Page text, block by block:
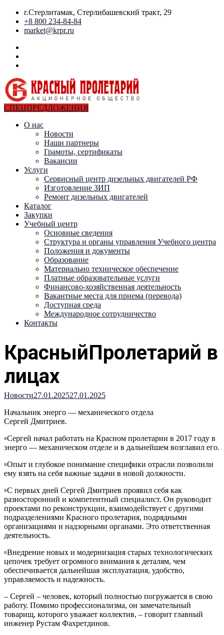
г.Стерлитамак, Стерлибашевский тракт, 29
+8 800 234-84-84
market@krpr.ru
СПЕЦПРЕДЛОЖЕНИЯ
О нас
Новости
Наши партнеры
Грамоты, сертификаты
Вакансии
Услуги
Сервисный центр дизельных двигателей РФ
Изготовление ЗИП
Ремонт дизельных двигателей
Каталог
Закупки
Учебный центр
Основные сведения
Структура и органы управления Учебного центра
Положения и документы
Образование
Материально техническое обеспечение
Платные образовательные услуги
Финансово-хозяйственная деятельность
Вакантные места для приема (перевода)
Доступная среда
Международное сотрудничество
Контакты
КрасныйПролетарий в
лицах
Новости27.01.202527.01.2025
Начальник энерго — механического отдела
Сергей Дмитриев.
▫Сергей начал работать на Красном пролетарии в 2017 году в
энерго — механическом отделе и в дальнейшем возглавил его.
▫Опыт и глубокое понимание специфики отрасли позволили
ему взять на себя важные задачи в новой должности.
▫С первых дней Сергей Дмитриев проявил себя как
разносторонний и компетентный специалист. Он руководит
проектами по реконструкции, взаимодействует с другими
подразделениями Красного пролетария, подрядными
организациями и надзорными органами. Это ответственная
деятельность.
▫Внедрение новых и модернизация старых технологических
цепочек требует огромного внимания к деталям, чем
обеспечивается дальнейшая эксплуатация, удобство,
управляемость и надежность.
– Сергей – человек, который полностью погружается в свою
работу. Помимо профессионализма, он замечательный
товарищ, которого уважает коллектив, – говорит главный
инженер Рустам Фахретдинов.